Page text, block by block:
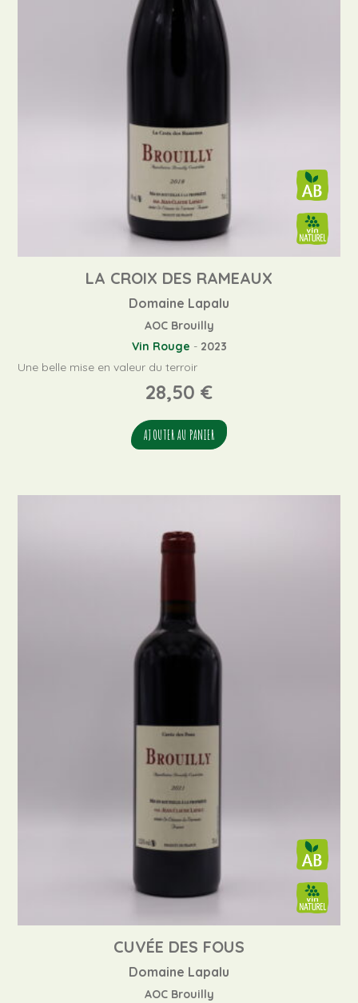
LA CROIX DES RAMEAUX
Domaine Lapalu
AOC Brouilly
Vin Rouge - 2023
Une belle mise en valeur du terroir
28,50 €
AJOUTER AU PANIER
CUVÉE DES FOUS
Domaine Lapalu
AOC Brouilly